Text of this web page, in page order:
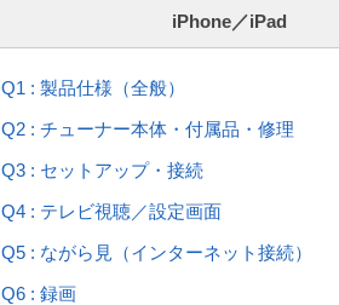
iPhone／iPad
Q1 : 製品仕様（全般）
Q2 : チューナー本体・付属品・修理
Q3 : セットアップ・接続
Q4 : テレビ視聴／設定画面
Q5 : ながら見（インターネット接続）
Q6 : 録画